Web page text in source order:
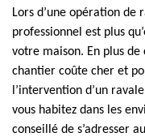
Lors d’une opération
professionnel est plus
votre maison. En plus
chantier coûte cher et
l’intervention d’un
vous habitez dans les
conseillé de s’adresser